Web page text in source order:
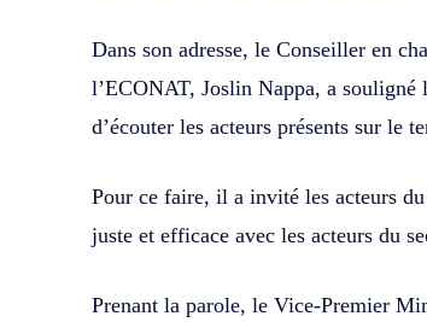
Dans son adresse, le Conseiller en
l’ECONAT, Joslin Nappa, a souligné
d’écouter les acteurs présents sur le
Pour ce faire, il a invité les acteurs
juste et efficace avec les acteurs du
Prenant la parole, le Vice-Premier